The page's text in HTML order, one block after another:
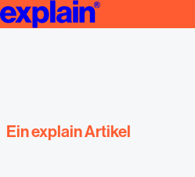
Foliendesign für Unternehmen
Ein explain Artikel